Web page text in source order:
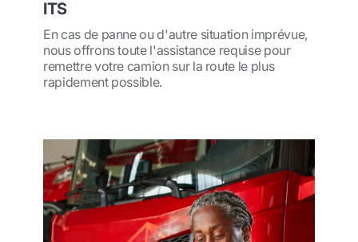
ITS
En cas de panne ou d'autre situation imprévue,
nous offrons toute l'assistance requise pour
remettre votre camion sur la route le plus
rapidement possible.